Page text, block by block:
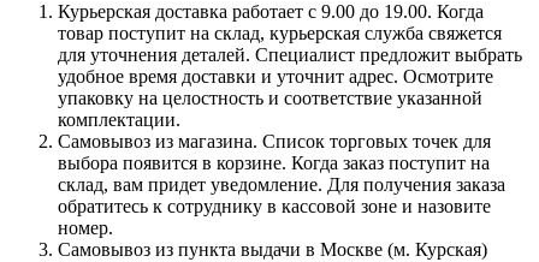
Курьерская доставка работает с 9.00 до 19.00. Когда
товар поступит на склад, курьерская служба свяжется
для уточнения деталей. Специалист предложит выбрать
удобное время доставки и уточнит адрес. Осмотрите
упаковку на целостность и соответствие указанной
комплектации.
Самовывоз из магазина. Список торговых точек для
выбора появится в корзине. Когда заказ поступит на
склад, вам придет уведомление. Для получения заказа
обратитесь к сотруднику в кассовой зоне и назовите
номер.
Самовывоз из пункта выдачи в Москве (м. Курская)